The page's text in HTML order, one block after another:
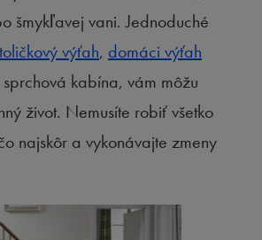
šmykľavej vani. Jednoduché
výťah, domáci výťah
kabína, vám môžu
život. Nemusíte robiť všetko
najskôr a vykonávajte zmeny